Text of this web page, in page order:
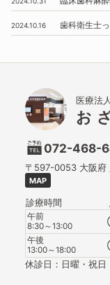
2024.10.16 歯科衛生士
医療法
お
072-468-
〒597-0053 大阪府
MAP
診療時間
午前
8:30～13:00
午後
13:00～18:00
休診日：日曜・祝日